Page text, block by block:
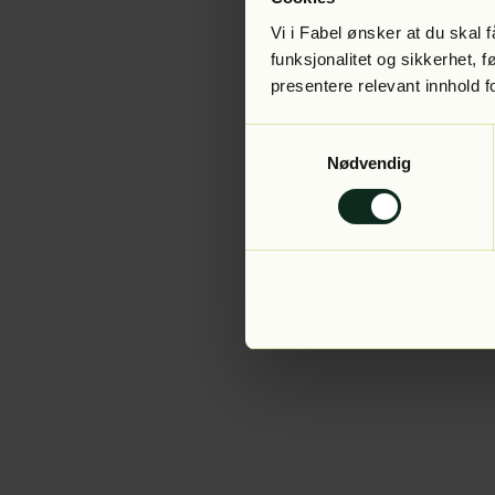
Vi i Fabel ønsker at du skal
funksjonalitet og sikkerhet,
presentere relevant innhold
Nødvendig
Application